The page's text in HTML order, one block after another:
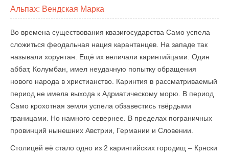
Альпах: Вендская Марка
Во времена существования квазигосударства Само успела
сложиться феодальная нация карантанцев. На западе так
называли хорунтан. Ещё их величали каринтийцами. Один
аббат, Колумбан, имел неудачную попытку обращения
нового народа в христианство. Каринтия в рассматриваемый
период не имела выхода к Адриатическому морю. В период
Само крохотная земля успела обзавестись твёрдыми
границами. Но намного севернее. В пределах пограничных
провинций нынешних Австрии, Германии и Словении.
Столицей её стало одно из 2 каринтийских городищ – Крнски